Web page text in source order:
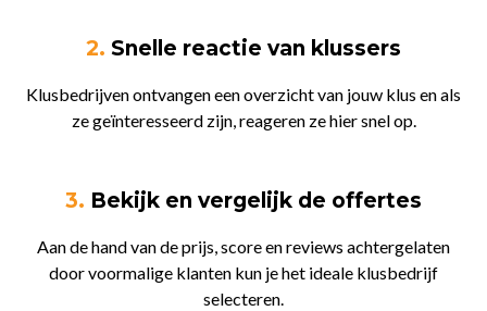
2. Snelle reactie van klussers
Klusbedrijven ontvangen een overzicht van jouw klus en als
ze geïnteresseerd zijn, reageren ze hier snel op.
3. Bekijk en vergelijk de offertes
Aan de hand van de prijs, score en reviews achtergelaten
door voormalige klanten kun je het ideale klusbedrijf
selecteren.